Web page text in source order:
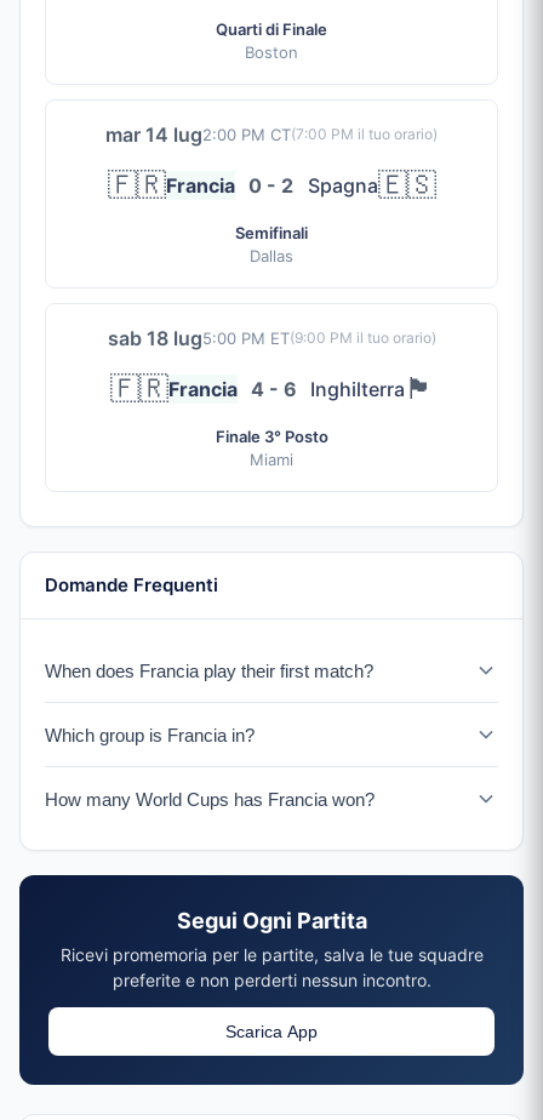
Quarti di Finale
Boston
mar 14 lug2:00 PM CT(7:00 PM il tuo orario)
🇫🇷Francia 0 - 2 Spagna🇪🇸
Semifinali
Dallas
sab 18 lug5:00 PM ET(9:00 PM il tuo orario)
🇫🇷Francia 4 - 6 Inghilterra 🏴󠁧󠁢󠁥󠁮󠁧󠁿
Finale 3° Posto
Miami
Domande Frequenti
When does Francia play their first match?
Which group is Francia in?
Playoff winner.
How many World Cups has Francia won?
Segui Ogni Partita
Ricevi promemoria per le partite, salva le tue squadre
preferite e non perderti nessun incontro.
Scarica App